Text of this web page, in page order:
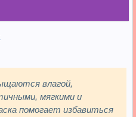
влагой,
мягкими и
помогает избавиться